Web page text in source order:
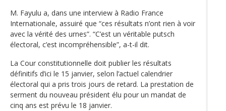
M. Fayulu a, dans une interview à Radio France
Internationale, assuiré que “ces résultats n’ont rien à voir
avec la vérité des urnes”. “C’est un véritable putsch
électoral, c’est incompréhensible”, a-t-il dit.
La Cour constitutionnelle doit publier les résultats
définitifs d’ici le 15 janvier, selon l’actuel calendrier
électoral qui a pris trois jours de retard. La prestation de
serment du nouveau président élu pour un mandat de
cinq ans est prévu le 18 janvier.